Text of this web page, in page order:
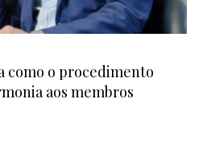
como o procedimento
aos membros